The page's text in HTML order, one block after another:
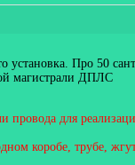
установка. Про 50
магистрали ДПЛС
провода для
коробе, трубе,